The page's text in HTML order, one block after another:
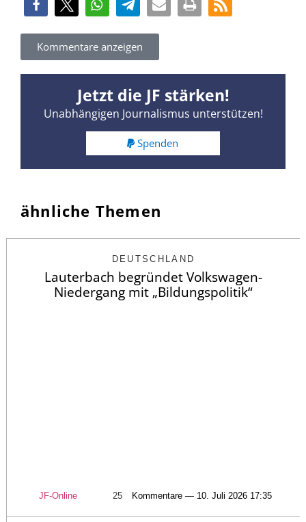
Kommentare anzeigen
Jetzt die JF stärken!
Unabhängigen Journalismus unterstützen!
Spenden
ähnliche Themen
DEUTSCHLAND
Lauterbach begründet Volkswagen-
Niedergang mit „Bildungspolitik“
JF-Online 25 Kommentare — 10. Juli 2026 17:35